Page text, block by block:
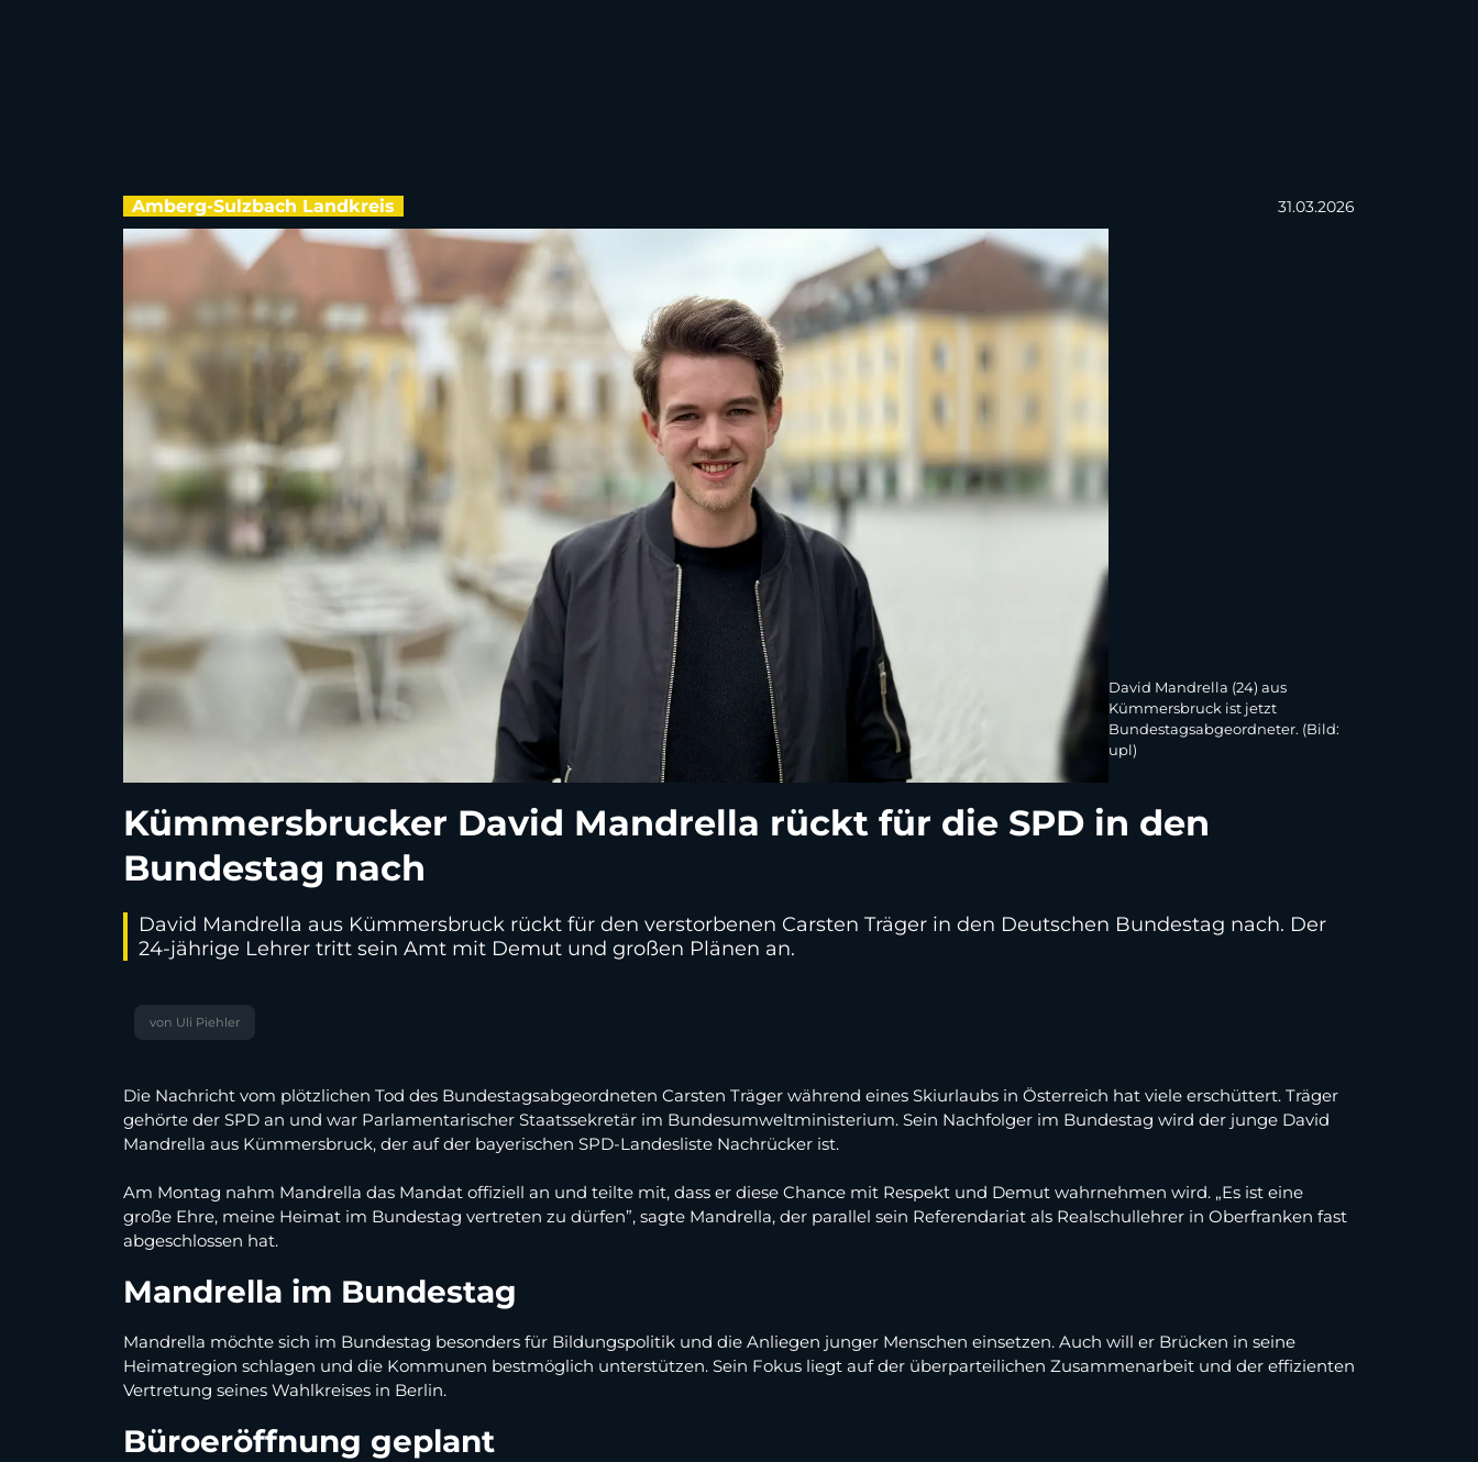
Amberg-Sulzbach Landkreis 31.03.2026
David Mandrella (24) aus
Kümmersbruck ist jetzt
Bundestagsabgeordneter. (Bild:
upl)
Kümmersbrucker David Mandrella rückt für die SPD in den
Bundestag nach
David Mandrella aus Kümmersbruck rückt für den verstorbenen Carsten Träger in den Deutschen Bundestag nach. Der
24-jährige Lehrer tritt sein Amt mit Demut und großen Plänen an.
von Uli Piehler
Die Nachricht vom plötzlichen Tod des Bundestagsabgeordneten Carsten Träger während eines Skiurlaubs in Österreich hat viele erschüttert. Träger
gehörte der SPD an und war Parlamentarischer Staatssekretär im Bundesumweltministerium. Sein Nachfolger im Bundestag wird der junge David
Mandrella aus Kümmersbruck, der auf der bayerischen SPD-Landesliste Nachrücker ist.
Am Montag nahm Mandrella das Mandat offiziell an und teilte mit, dass er diese Chance mit Respekt und Demut wahrnehmen wird. „Es ist eine
große Ehre, meine Heimat im Bundestag vertreten zu dürfen”, sagte Mandrella, der parallel sein Referendariat als Realschullehrer in Oberfranken fast
abgeschlossen hat.
Mandrella im Bundestag
Mandrella möchte sich im Bundestag besonders für Bildungspolitik und die Anliegen junger Menschen einsetzen. Auch will er Brücken in seine
Heimatregion schlagen und die Kommunen bestmöglich unterstützen. Sein Fokus liegt auf der überparteilichen Zusammenarbeit und der effizienten
Vertretung seines Wahlkreises in Berlin.
Büroeröffnung geplant